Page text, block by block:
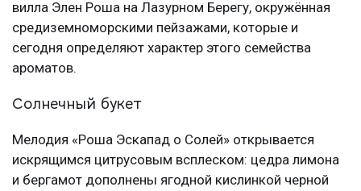
вилла Элен Роша на Лазурном Берегу, окружённая
средиземноморскими пейзажами, которые и
сегодня определяют характер этого семейства
ароматов.
Солнечный букет
Мелодия «Роша Эскапад о Солей» открывается
искрящимся цитрусовым всплеском: цедра лимона
и бергамот дополнены ягодной кислинкой черной